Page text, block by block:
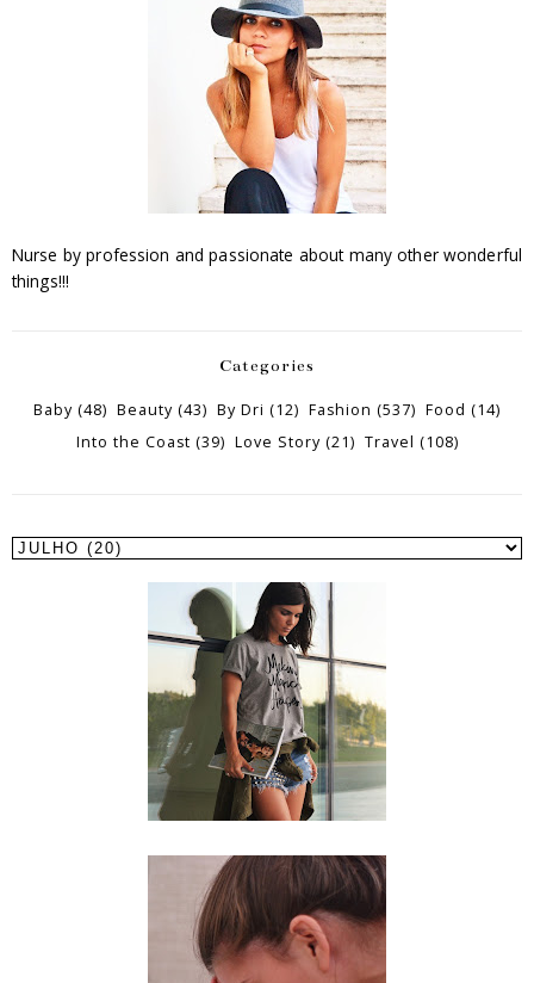
Nurse by profession and passionate about many other wonderful
things!!!
Categories
Baby (48) Beauty (43) By Dri (12) Fashion (537) Food (14)
Into the Coast (39) Love Story (21) Travel (108)